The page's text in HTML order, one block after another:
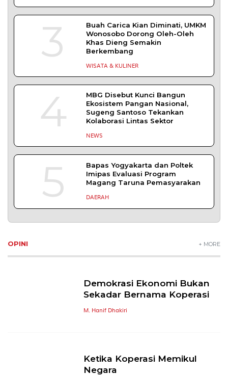
3
Buah Carica Kian Diminati, UMKM
Wonosobo Dorong Oleh-Oleh
Khas Dieng Semakin
Berkembang
WISATA & KULINER
4
MBG Disebut Kunci Bangun
Ekosistem Pangan Nasional,
Sugeng Santoso Tekankan
Kolaborasi Lintas Sektor
NEWS
5
Bapas Yogyakarta dan Poltek
Imipas Evaluasi Program
Magang Taruna Pemasyarakan
DAERAH
OPINI + MORE
Demokrasi Ekonomi Bukan
Sekadar Bernama Koperasi
M. Hanif Dhakiri
Ketika Koperasi Memikul
Negara